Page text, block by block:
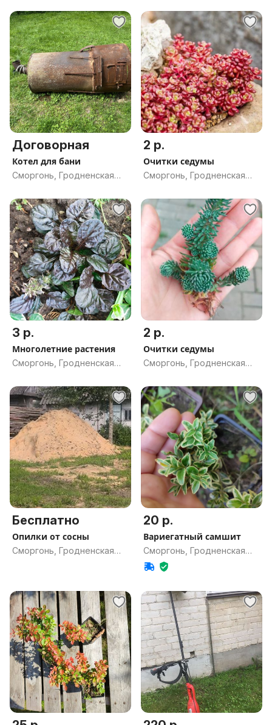
Договорная
Котел для бани
Сморгонь, Гродненская
2 р.
Очитки седумы
Сморгонь, Гродненская
3 р.
Многолетние растения
Сморгонь, Гродненская
2 р.
Очитки седумы
Сморгонь, Гродненская
Бесплатно
Опилки от сосны
Сморгонь, Гродненская
20 р.
Вариегатный самшит
Сморгонь, Гродненская
обл.